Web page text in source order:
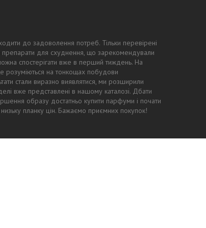
до задоволення потреб. Тільки перевірені
препарати для схуднення, що зарекомендували
спостерігати вже в перший тиждень. На
розуміються на тонкощах побудови
стали виразно виявлятися, ми розширили
вже представлені в нашому каталозі. Дбати
образу достатньо купити парфуми і почати
планку цін. Бажаємо приємних покупок!